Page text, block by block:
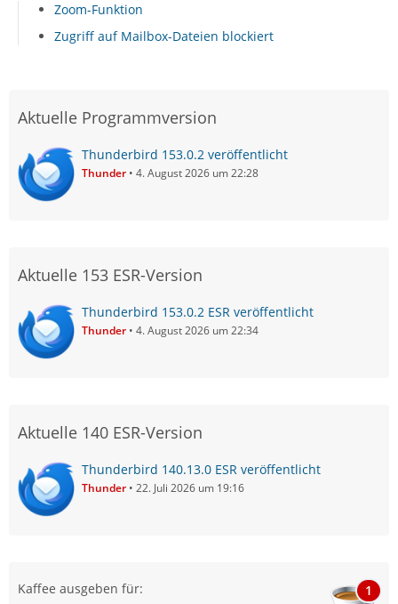
Zoom-Funktion
Zugriff auf Mailbox-Dateien blockiert
Aktuelle Programmversion
Thunderbird 153.0.2 veröffentlicht
Thunder 4. August 2026 um 22:28
Aktuelle 153 ESR-Version
Thunderbird 153.0.2 ESR veröffentlicht
Thunder 4. August 2026 um 22:34
Aktuelle 140 ESR-Version
Thunderbird 140.13.0 ESR veröffentlicht
Thunder 22. Juli 2026 um 19:16
Kaffee ausgeben für: 1